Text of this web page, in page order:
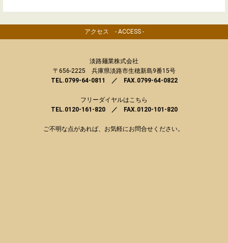
アクセス - ACCESS -
淡路麺業株式会社
〒656-2225 兵庫県淡路市生穂新島9番15号
TEL.0799-64-0811 ／ FAX.0799-64-0822
フリーダイヤルはこちら
TEL.0120-161-820 ／ FAX.0120-101-820
ご不明な点があれば、お気軽にお問合せください。